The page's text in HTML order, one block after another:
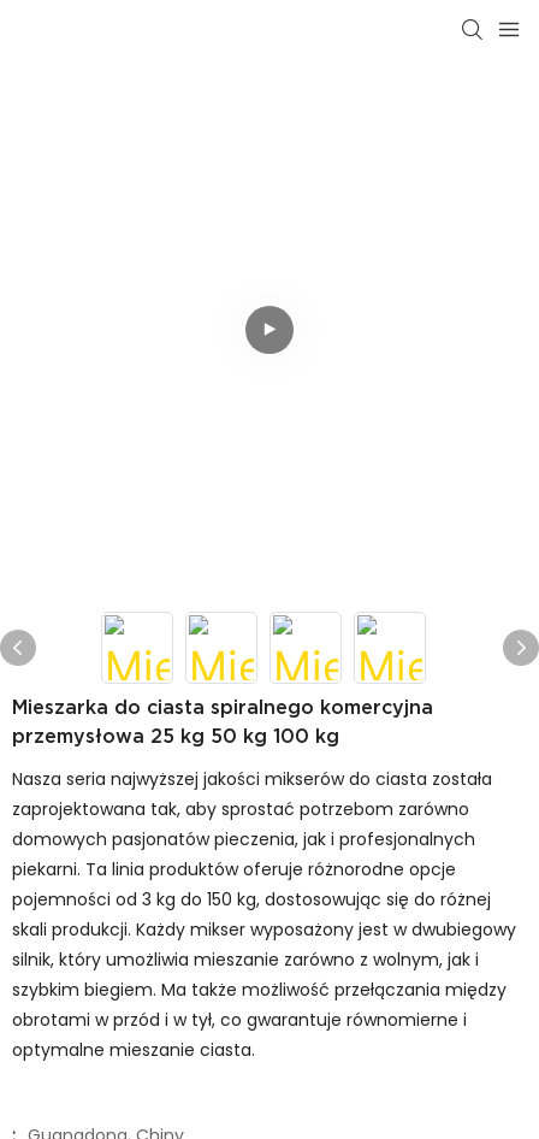
Mieszarka do ciasta spiralnego komercyjna
przemysłowa 25 kg 50 kg 100 kg
Nasza seria najwyższej jakości mikserów do ciasta została
zaprojektowana tak, aby sprostać potrzebom zarówno
domowych pasjonatów pieczenia, jak i profesjonalnych
piekarni. Ta linia produktów oferuje różnorodne opcje
pojemności od 3 kg do 150 kg, dostosowując się do różnej
skali produkcji. Każdy mikser wyposażony jest w dwubiegowy
silnik, który umożliwia mieszanie zarówno z wolnym, jak i
szybkim biegiem. Ma także możliwość przełączania między
obrotami w przód i w tył, co gwarantuje równomierne i
optymalne mieszanie ciasta.